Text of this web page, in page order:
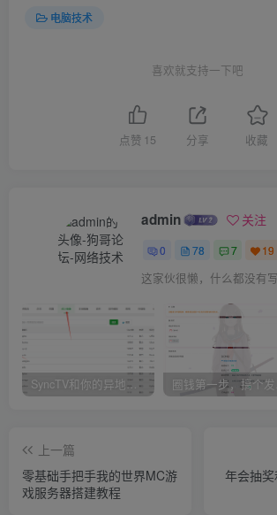
电脑技术
喜欢就支持一下吧
点赞 15 分享 收藏
admin 关注
0 78 7 19
这家伙很懒，什么都没有
SyncTV和你的异地恋小女友看小视频的系统
上一篇
零基础手把手我的世界MC游
戏服务器搭建教程
年会抽